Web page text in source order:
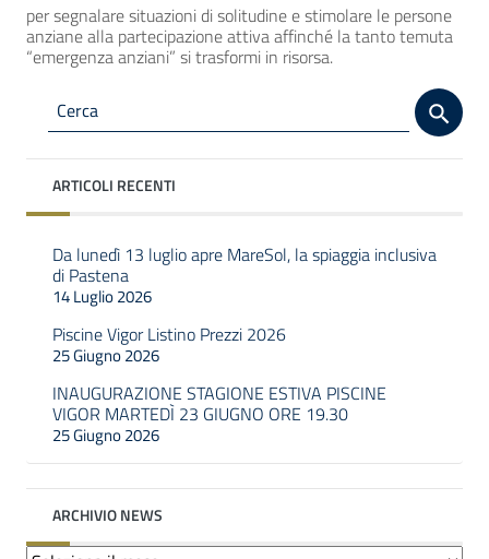
per segnalare situazioni di solitudine e stimolare le persone
anziane alla partecipazione attiva affinché la tanto temuta
“emergenza anziani” si trasformi in risorsa.
ARTICOLI RECENTI
Da lunedì 13 luglio apre MareSol, la spiaggia inclusiva
di Pastena
14 Luglio 2026
Piscine Vigor Listino Prezzi 2026
25 Giugno 2026
INAUGURAZIONE STAGIONE ESTIVA PISCINE
VIGOR MARTEDÌ 23 GIUGNO ORE 19.30
25 Giugno 2026
ARCHIVIO NEWS